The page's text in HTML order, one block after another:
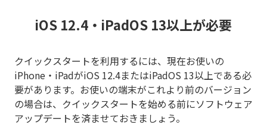
iOS 12.4・iPadOS 13以上が必要
クイックスタートを利用するには、現在お使いの
iPhone・iPadがiOS 12.4またはiPadOS 13以上である必
要があります。お使いの端末がこれより前のバージョン
の場合は、クイックスタートを始める前にソフトウェア
アップデートを済ませておきましょう。